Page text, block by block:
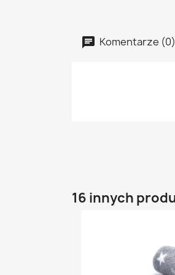
Komentarze (0)
16 innych